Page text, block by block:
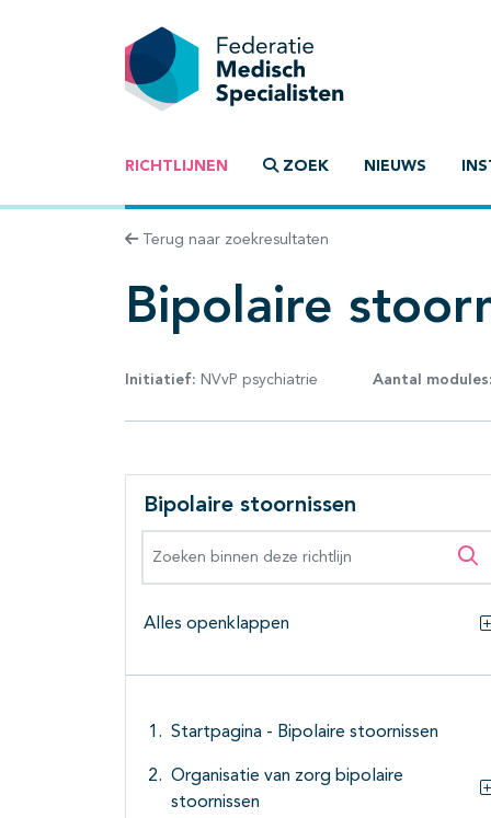
RICHTLIJNEN ZOEK NIEUWS
Terug naar zoekresultaten
Bipolaire
Initiatief: NVvP psychiatrie Aantal modules:
Bipolaire stoornissen
Alles openklappen
Startpagina - Bipolaire stoornissen
Organisatie van zorg bipolaire
stoornissen